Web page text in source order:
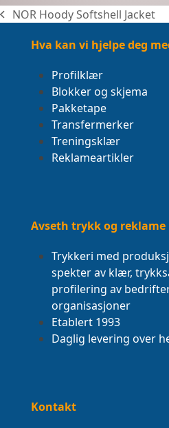
previous
NOR Hoody Softshell Jacket
Hva kan vi hjelpe deg
Profilklær
Blokker og skjema
Pakketape
Transfermerker
Treningsklær
Reklameartikler
Avseth trykk og reklame
Trykkeri med
spekter av klær,
profilering av
organisasjoner
Etablert 1993
Daglig levering over
Kontakt